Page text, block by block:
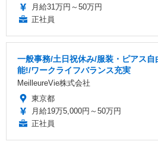
月給31万円～50万円
正社員
一般事務/土日祝休み/服装・ピアス
能!/ワークライフバランス充実
MeilleureVie株式会社
東京都
月給19万5,000円～50万円
正社員